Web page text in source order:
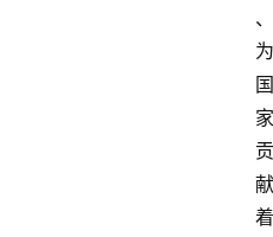
、
为
国
家
贡
献
着